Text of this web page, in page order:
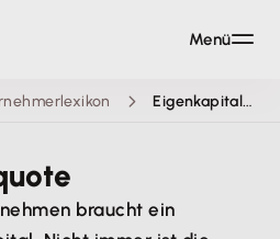
Eigenkapitalquote
braucht ein
Menü